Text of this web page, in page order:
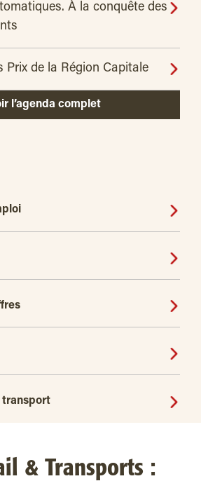
À la conquête des
Prix de la Région Capitale
l’agenda complet
transport
& Transports :